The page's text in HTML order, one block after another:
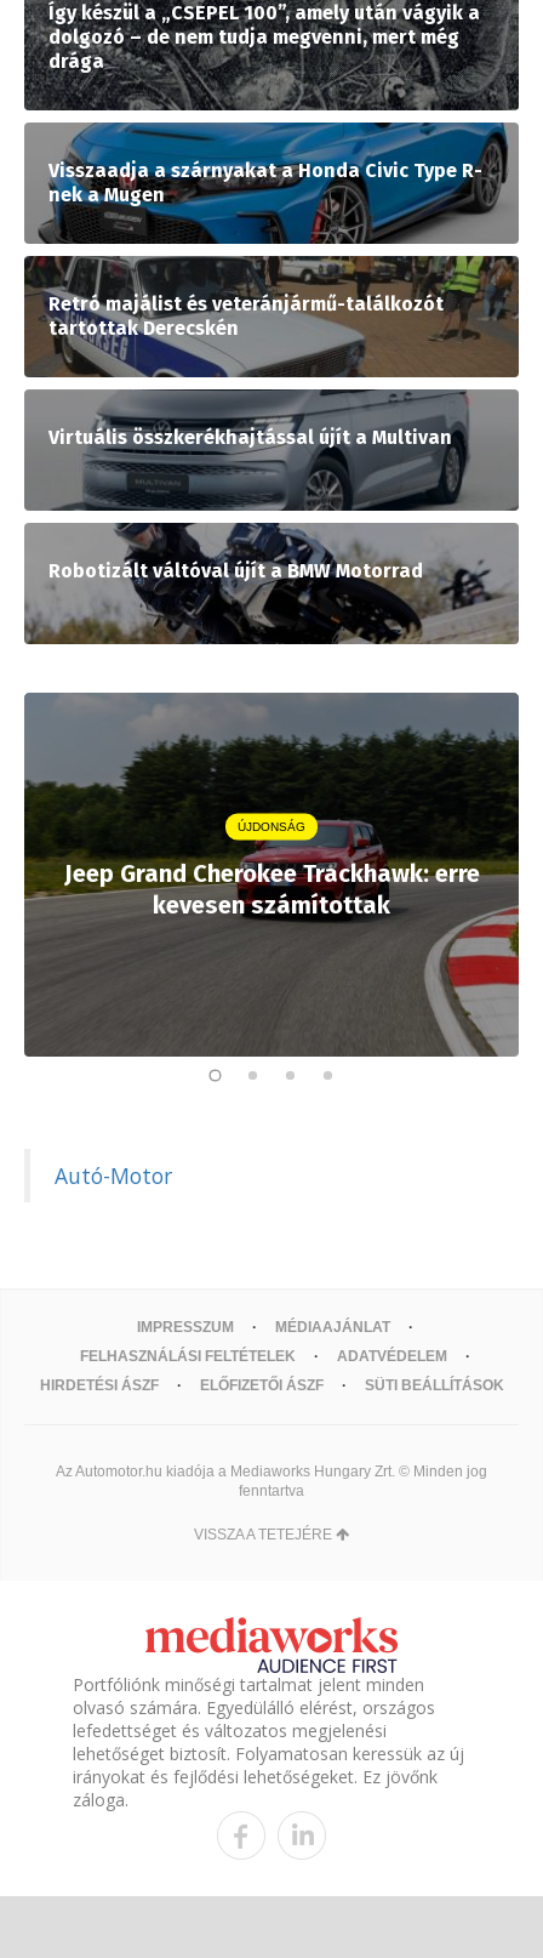
Így készül a „CSEPEL 100”, amely után vágyik a
dolgozó – de nem tudja megvenni, mert még
drága
Visszaadja a szárnyakat a Honda Civic Type R-
nek a Mugen
Retró majálist és veteránjármű-találkozót
tartottak Derecskén
Virtuális összkerékhajtással újít a Multivan
Robotizált váltóval újít a BMW Motorrad
ÚJDONSÁG
Jeep Grand Cherokee Trackhawk: erre
kevesen számítottak
Autó-Motor
IMPRESSZUM
MÉDIAAJÁNLAT
FELHASZNÁLÁSI FELTÉTELEK
ADATVÉDELEM
HIRDETÉSI ÁSZF
ELŐFIZETŐI ÁSZF SÜTI BEÁLLÍTÁSOK
Az Automotor.hu kiadója a Mediaworks Hungary Zrt. © Minden jog
fenntartva
VISSZA A TETEJÉRE
Portfóliónk minőségi tartalmat jelent minden
olvasó számára. Egyedülálló elérést, országos
lefedettséget és változatos megjelenési
lehetőséget biztosít. Folyamatosan keressük az új
irányokat és fejlődési lehetőségeket. Ez jövőnk
záloga.